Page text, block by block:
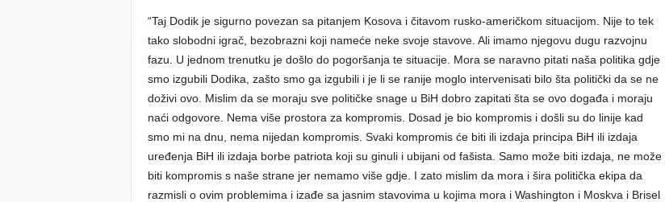
“Taj Dodik je sigurno povezan sa pitanjem Kosova i čitavom rusko-američkom situacijom. Nije to tek
tako slobodni igrač, bezobrazni koji nameće neke svoje stavove. Ali imamo njegovu dugu razvojnu
fazu. U jednom trenutku je došlo do pogoršanja te situacije. Mora se naravno pitati naša politika gdje
smo izgubili Dodika, zašto smo ga izgubili i je li se ranije moglo intervenisati bilo šta politički da se ne
doživi ovo. Mislim da se moraju sve političke snage u BiH dobro zapitati šta se ovo događa i moraju
naći odgovore. Nema više prostora za kompromis. Dosad je bio kompromis i došli su do linije kad
smo mi na dnu, nema nijedan kompromis. Svaki kompromis će biti ili izdaja principa BiH ili izdaja
uređenja BiH ili izdaja borbe patriota koji su ginuli i ubijani od fašista. Samo može biti izdaja, ne može
biti kompromis s naše strane jer nemamo više gdje. I zato mislim da mora i šira politička ekipa da
razmisli o ovim problemima i izađe sa jasnim stavovima u kojima mora i Washington i Moskva i Brisel